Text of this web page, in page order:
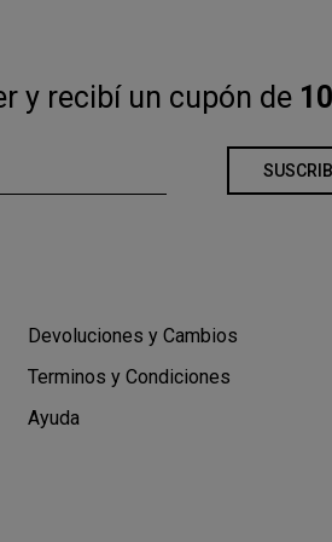
y recibí un cupón de
Devoluciones y Cambios
Terminos y Condiciones
Ayuda